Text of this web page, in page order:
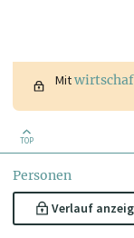
Mit
TOP
Personen
Verlauf